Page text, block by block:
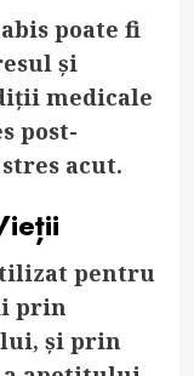
poate fi
și
medicale
post-
acut.
pentru
prin
și prin